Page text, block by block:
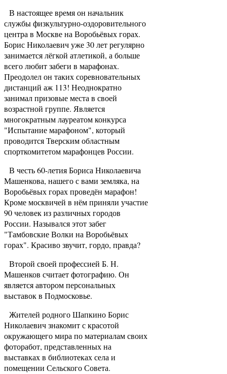
В настоящее время он начальник
службы физкультурно-оздоровительного
центра в Москве на Воробьёвых горах.
Борис Николаевич уже 30 лет регулярно
занимается лёгкой атлетикой, а больше
всего любит забеги в марафонах.
Преодолел он таких соревновательных
дистанций аж 113! Неоднократно
занимал призовые места в своей
возрастной группе. Является
многократным лауреатом конкурса
"Испытание марафоном", который
проводится Тверским областным
спорткомитетом марафонцев России.
В честь 60-летия Бориса Николаевича
Машенкова, нашего с вами земляка, на
Воробьёвых горах проведён марафон!
Кроме москвичей в нём приняли участие
90 человек из различных городов
России. Назывался этот забег
"Тамбовские Волки на Воробьёвых
горах". Красиво звучит, гордо, правда?
Второй своей профессией Б. Н.
Машенков считает фотографию. Он
является автором персональных
выставок в Подмосковье.
Жителей родного Шапкино Борис
Николаевич знакомит с красотой
окружающего мира по материалам своих
фоторабот, представленных на
выставках в библиотеках села и
помещении Сельского Совета.